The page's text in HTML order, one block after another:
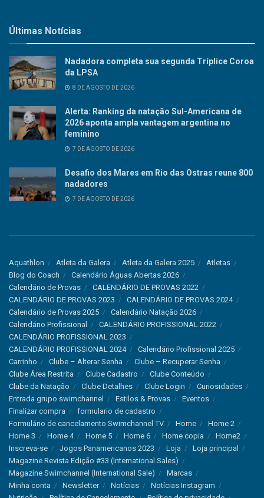
Últimas Notícias
Nadadora completa sua segunda Tríplice Coroa
da LPSA
8 DE AGOSTO DE 2026
Alerta: Ranking da natação Sul-Americana de
2026 aponta ampla vantagem argentina no
feminino
7 DE AGOSTO DE 2026
Desafio dos Mares em Rio das Ostras reune 800
nadadores
7 DE AGOSTO DE 2026
Aquathlon Atleta da Galera Atleta da Galera 2025
Atletas
Blog do Coach
Calendário Águas Abertas 2026
Calendário de Provas
CALENDÁRIO DE PROVAS 2022
CALENDÁRIO DE PROVAS 2023
CALENDÁRIO DE PROVAS 2024
Calendário de Provas 2025
Calendário Natação 2026
Calendário Profissional
CALENDÁRIO PROFISSIONAL 2022
CALENDÁRIO PROFISSIONAL 2023
CALENDÁRIO PROFISSIONAL 2024
Calendário Profissional 2025
Carrinho
Clube – Alterar Senha
Clube – Recuperar Senha
Clube Área Restrita
Clube Cadastro
Clube Conteúdo
Clube da Natação
Clube Detalhes Clube Login
Curiosidades
Entrada grupo swimchannel
Estilos & Provas
Eventos
Finalizar compra
formulario de cadastro
Formulário de cancelamento Swimchannel TV
Home
Home 2
Home 3
Home 4 Home 5 Home 6 Home copia
Home2
Inscreva-se
Jogos Panamericanos 2023 Loja
Loja principal
Magazine Revista Edição #33 (International Sales)
Magazine Swimchannel (International Sale)
Marcas
Minha conta
Newsletter Notícias
Notícias Instagram